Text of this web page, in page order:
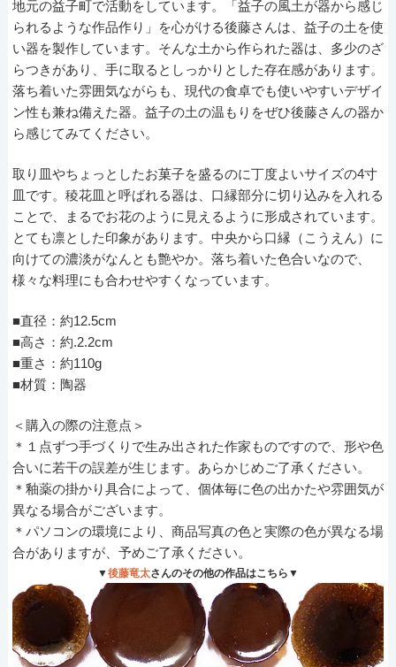
地元の益子町で活動をしています。「益子の風土が器から感じ
られるような作品作り」を心がける後藤さんは、益子の土を使
い器を製作しています。そんな土から作られた器は、多少のざ
らつきがあり、手に取るとしっかりとした存在感があります。
落ち着いた雰囲気ながらも、現代の食卓でも使いやすいデザイ
ン性も兼ね備えた器。益子の土の温もりをぜひ後藤さんの器か
ら感じてみてください。
取り皿やちょっとしたお菓子を盛るのに丁度よいサイズの4寸
皿です。稜花皿と呼ばれる器は、口縁部分に切り込みを入れる
ことで、まるでお花のように見えるように形成されています。
とても凛とした印象があります。中央から口縁（こうえん）に
向けての濃淡がなんとも艶やか。落ち着いた色合いなので、
様々な料理にも合わせやすくなっています。
■直径：約12.5cm
■高さ：約.2.2cm
■重さ：約110g
■材質：陶器
＜購入の際の注意点＞
＊１点ずつ手づくりで生み出された作家ものですので、形や色
合いに若干の誤差が生じます。あらかじめご了承ください。
＊釉薬の掛かり具合によって、個体毎に色の出かたや雰囲気が
異なる場合がございます。
＊パソコンの環境により、商品写真の色と実際の色が異なる場
合がありますが、予めご了承ください。
▼後藤竜太さんのその他の作品はこちら▼